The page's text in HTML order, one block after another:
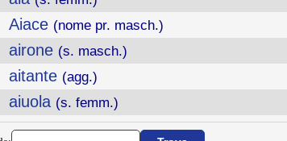
Aiace (nome pr. masch.)
airone (s. masch.)
aitante (agg.)
aiuola (s. femm.)